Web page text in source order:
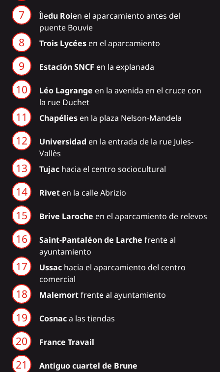
Îledu Roien el aparcamiento antes del
puente Bouvie
Trois Lycées en el aparcamiento
Estación SNCF en la explanada
Léo Lagrange en la avenida en el cruce con
la rue Duchet
Chapélies en la plaza Nelson-Mandela
Universidad en la entrada de la rue Jules-
Vallès
Tujac hacia el centro sociocultural
Rivet en la calle Abrizio
Brive Laroche en el aparcamiento de relevos
Saint-Pantaléon de Larche frente al
ayuntamiento
Ussac hacia el aparcamiento del centro
comercial
Malemortfrente al ayuntamiento
Cosnaca las tiendas
France Travail
Antiguo cuartel de Brune